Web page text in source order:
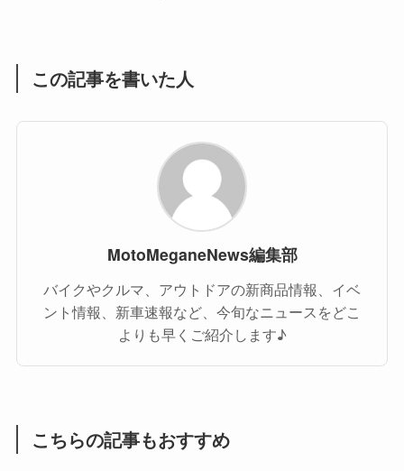
この記事を書いた人
MotoMeganeNews編集部
バイクやクルマ、アウトドアの新商品情報、イベ
ント情報、新車速報など、今旬なニュースをどこ
よりも早くご紹介します♪
こちらの記事もおすすめ